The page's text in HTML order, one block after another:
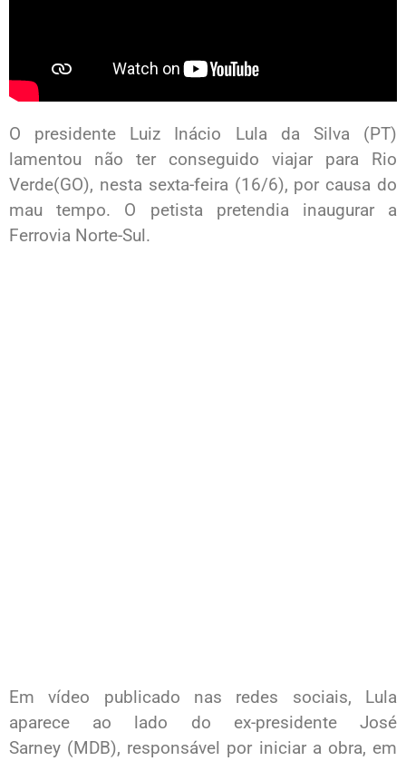
O presidente Luiz Inácio Lula da Silva (PT)
lamentou não ter conseguido viajar para Rio
Verde(GO), nesta sexta-feira (16/6), por causa do
mau tempo. O petista pretendia inaugurar a
Ferrovia Norte-Sul.
Em vídeo publicado nas redes sociais, Lula
aparece ao lado do ex-presidente José
Sarney (MDB), responsável por iniciar a obra, em